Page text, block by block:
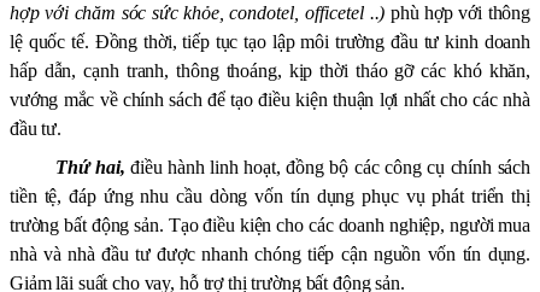
hợp với chăm sóc sức khỏe,condotel, officetel ..) phù hợp với thông
lệ quốc tế. Đồng thời, tiếp tục tạo lập môi trường đầu tư kinh doanh
hấp dẫn, cạnh tranh, thông thoáng, kịp thời tháo gỡ các khó khăn,
vướng mắc về chính sách để tạo điều kiện thuận lợi nhất cho các nhà
đầu tư.
Thứ hai, điều hành linh hoạt, đồng bộ các công cụ chính sách
tiền tệ, đáp ứng nhu cầu dòng vốn tín dụng phục vụ phát triển thị
trường bất động sản. Tạo điều kiện cho các doanh nghiệp, người mua
nhà và nhà đầu tư được nhanh chóng tiếp cận nguồn vốn tín dụng.
Giảm lãi suất cho vay, hỗ trợ thị trường bất động sản.